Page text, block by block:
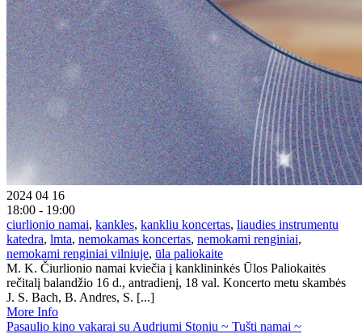
2024 04 16
18:00 - 19:00
ciurlionio namai, kankles, kankliu koncertas, liaudies instrumentu
katedra, lmta, nemokamas koncertas, nemokami renginiai,
nemokami renginiai vilniuje, ūla paliokaite
M. K. Čiurlionio namai kviečia į kanklininkės Ūlos Paliokaitės
rečitalį balandžio 16 d., antradienį, 18 val. Koncerto metu skambės
J. S. Bach, B. Andres, S. [...]
More Info
Pasaulio kino vakarai su Audriumi Stoniu ~ Tušti namai ~